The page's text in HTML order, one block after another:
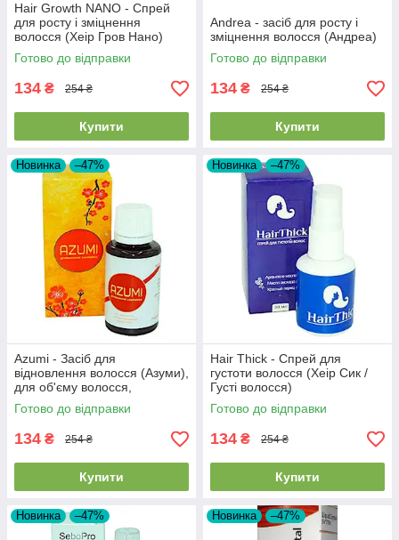
Hair Growth NANO - Спрей
для росту і зміцнення
волосся (Хеір Гров Нано)
Готово до відправки
134 ₴ 254 ₴
Купити
Andrea - засіб для росту і
зміцнення волосся (Андреа)
Готово до відправки
134 ₴ 254 ₴
Купити
Новинка –47%
Azumi - Засіб для
відновлення волосся (Азуми),
для об'єму волосся,
комплексний догляд
Готово до відправки
134 ₴ 254 ₴
Купити
Новинка –47%
Hair Thick - Спрей для
густоти волосся (Хеір Сик /
Густі волосся)
Готово до відправки
134 ₴ 254 ₴
Купити
Новинка –47% Новинка –47%